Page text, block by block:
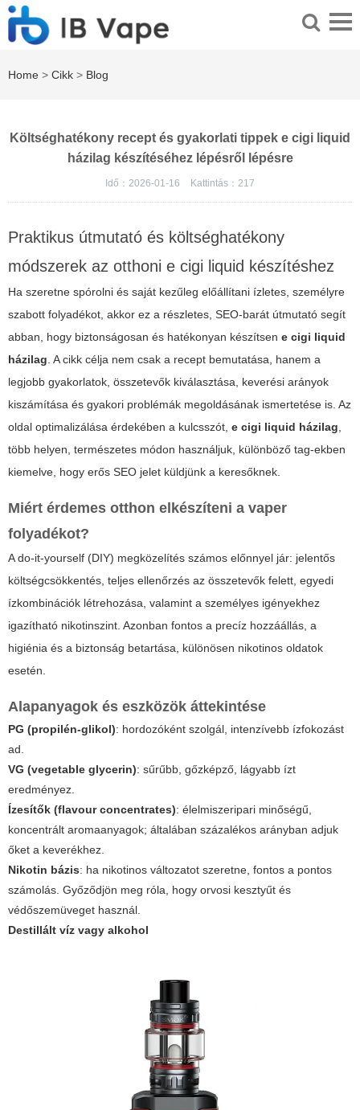
Home > Cikk > Blog
Költséghatékony recept és gyakorlati tippek e cigi liquid
házilag készítéséhez lépésről lépésre
Idő：2026-01-16 Kattintás： 217
Praktikus útmutató és költséghatékony
módszerek az otthoni e cigi liquid készítéshez
Ha szeretne spórolni és saját kezűleg előállítani ízletes, személyre
szabott folyadékot, akkor ez a részletes, SEO-barát útmutató segít
abban, hogy biztonságosan és hatékonyan készítsen e cigi liquid
házilag. A cikk célja nem csak a recept bemutatása, hanem a
legjobb gyakorlatok, összetevők kiválasztása, keverési arányok
kiszámítása és gyakori problémák megoldásának ismertetése is. Az
oldal optimalizálása érdekében a kulcsszót, e cigi liquid házilag,
több helyen, természetes módon használjuk, különböző tag-ekben
kiemelve, hogy erős SEO jelet küldjünk a keresőknek.
Miért érdemes otthon elkészíteni a vaper
folyadékot?
A do-it-yourself (DIY) megközelítés számos előnnyel jár: jelentős
költségcsökkentés, teljes ellenőrzés az összetevők felett, egyedi
ízkombinációk létrehozása, valamint a személyes igényekhez
igazítható nikotinszint. Azonban fontos a precíz hozzáállás, a
higiénia és a biztonság betartása, különösen nikotinos oldatok
esetén.
Alapanyagok és eszközök áttekintése
PG (propilén-glikol): hordozóként szolgál, intenzívebb ízfokozást
ad.
VG (vegetable glycerin): sűrűbb, gőzképző, lágyabb ízt
eredményez.
Ízesítők (flavour concentrates): élelmiszeripari minőségű,
koncentrált aromaanyagok; általában százalékos arányban adjuk
őket a keverékhez.
Nikotin bázis: ha nikotinos változatot szeretne, fontos a pontos
számolás. Győződjön meg róla, hogy orvosi kesztyűt és
védőszemüveget használ.
Destillált víz vagy alkohol